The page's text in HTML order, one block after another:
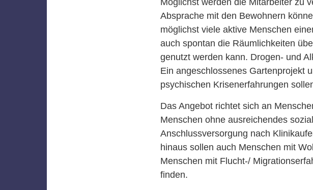
Absprache mit den Bewohnern
möglichst viele aktive Menschen
auch spontan die Räumlichkeiten
genutzt werden kann. Drogen- und
Ein angeschlossenes Gartenprojekt
psychischen Krisenerfahrungen
Das Angebot richtet sich an
Menschen ohne ausreichendes
Anschlussversorgung nach
hinaus sollen auch Menschen mit
Menschen mit Flucht-/
finden.